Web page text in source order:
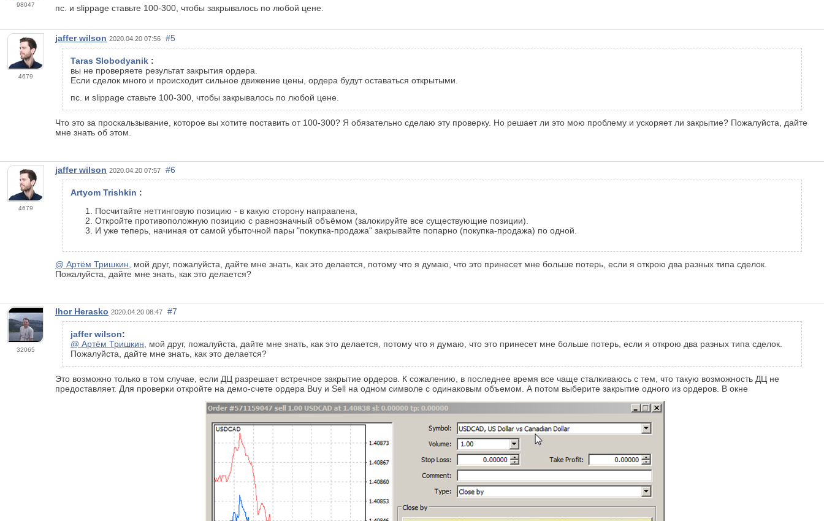
98047
пс. и slippage ставьте 100-300, чтобы закрывалось по любой цене.
4679
jaffer wilson 2020.04.20 07:56 #5
Taras Slobodyanik :
вы не проверяете результат закрытия ордера.
Если сделок много и происходит сильное движение цены, ордера будут оставаться открытыми.
пс. и slippage ставьте 100-300, чтобы закрывалось по любой цене.
Что это за проскальзывание, которое вы хотите поставить от 100-300? Я обязательно сделаю эту проверку. Но решает ли это мою проблему и ускоряет ли закрытие? Пожалуйста, дайте
мне знать об этом.
4679
jaffer wilson 2020.04.20 07:57 #6
Artyom Trishkin :
Посчитайте неттинговую позицию - в какую сторону направлена,
Откройте противоположную позицию с равнозначный объёмом (залокируйте все существующие позиции).
И уже теперь, начиная от самой убыточной пары "покупка-продажа" закрывайте попарно (покупка-продажа) по одной.
@ Артём Тришкин,
мой друг, пожалуйста, дайте мне знать, как это делается, потому что я думаю, что это принесет мне больше потерь, если я открою два разных типа сделок.
Пожалуйста, дайте мне знать, как это делается?
32065
Ihor Herasko 2020.04.20 08:47 #7
jaffer wilson:
@ Артём Тришкин,
мой друг, пожалуйста, дайте мне знать, как это делается, потому что я думаю, что это принесет мне больше потерь, если я открою два разных типа сделок.
Пожалуйста, дайте мне знать, как это делается?
Это возможно только в том случае, если ДЦ разрешает встречное закрытие ордеров. К сожалению, в последнее время все чаще сталкиваюсь с тем, что такую возможность ДЦ не
предоставляет. Для проверки откройте на демо-счете ордера Buy и Sell на одном символе с одинаковым объемом. А потом выберите закрытие одного из ордеров. В окне